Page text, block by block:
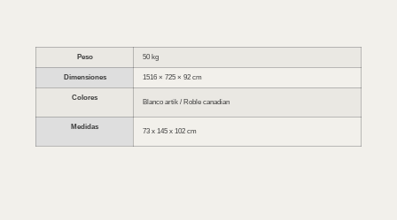
Peso 50 kg
Dimensiones 1516 × 725 × 92 cm
Colores
Blanco artik / Roble canadian
Medidas
73 x 145 x 102 cm